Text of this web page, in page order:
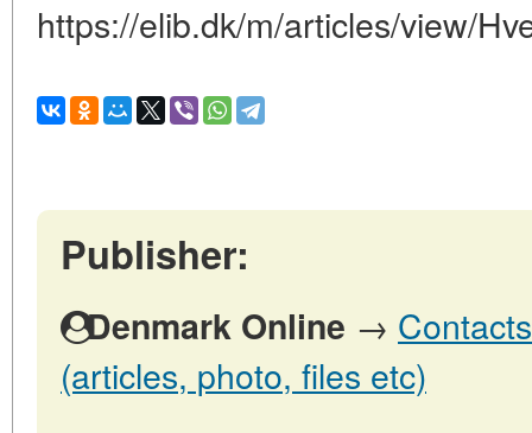
https://elib.dk/m/articles/view/
Publisher:
Denmark Online →
(articles, photo, files etc)